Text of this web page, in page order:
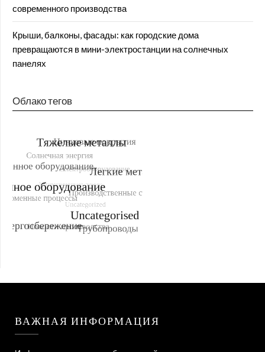
современного производства
Крыши, балконы, фасады: как городские дома
превращаются в мини-электростанции на солнечных
панелях
Облако тегов
ВАЖНАЯ ИНФОРМАЦИЯ